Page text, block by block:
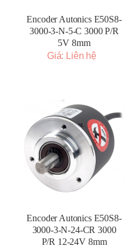
Encoder Autonics E50S8-
3000-3-N-5-C 3000 P/R
5V 8mm
Giá: Liên hệ
Encoder Autonics E50S8-
3000-3-N-24-CR 3000
P/R 12-24V 8mm